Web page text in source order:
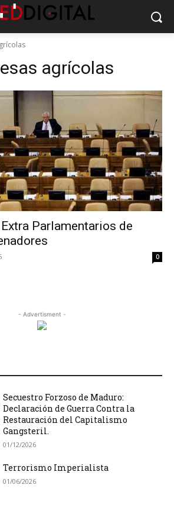
agrícolas
Parlamentarios de
0
- Advertisment -
Secuestro Forzoso de Maduro:
Declaración de Guerra Contra la
Restauración del Capitalismo
Gangsteril.
01/12/2026
Terrorismo Imperialista
01/06/2026